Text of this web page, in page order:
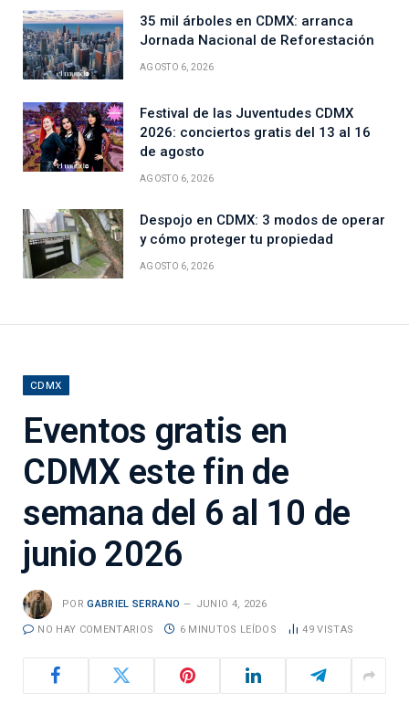
35 mil árboles en CDMX: arranca
Jornada Nacional de Reforestación
AGOSTO 6, 2026
Festival de las Juventudes CDMX
2026: conciertos gratis del 13 al 16
de agosto
AGOSTO 6, 2026
Despojo en CDMX: 3 modos de operar
y cómo proteger tu propiedad
AGOSTO 6, 2026
CDMX
Eventos gratis en
CDMX este fin de
semana del 6 al 10 de
junio 2026
POR GABRIEL SERRANO JUNIO 4, 2026
NO HAY COMENTARIOS 6 MINUTOS LEÍDOS 49VISTAS